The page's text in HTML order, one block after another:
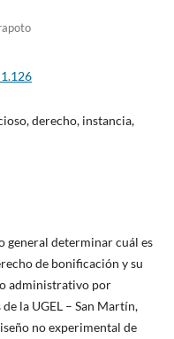
derecho, instancia,
general determinar cuál es
de bonificación y su
administrativo por
la UGEL – San Martín,
no experimental de